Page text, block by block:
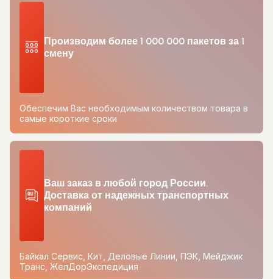
Производим более 1 000 000 пакетов за 1
смену
Обеспечим Вас необходимым количеством товара в
самые короткие сроки
Ваш заказ в любой город России.
Доставка от надежных транспортных
компаний
Байкал Сервис, Кит, Деловые Линии, ПЭК, Мейджик
Транс, ЖелДорЭкспедиция